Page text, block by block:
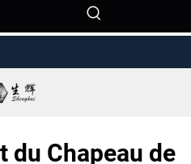
du Chapeau de